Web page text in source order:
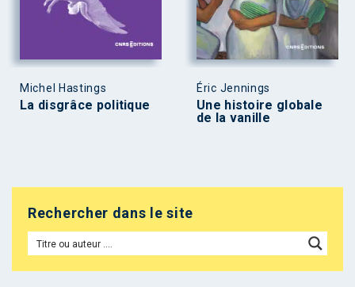
Michel Hastings
La disgrâce politique
Éric Jennings
Une histoire globale
de la vanille
Rechercher dans le site